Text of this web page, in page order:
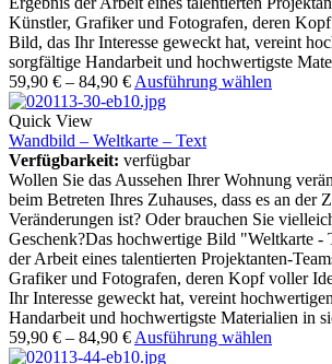
Künstler, Grafiker und Fotografen, deren
Bild, das Ihr Interesse geweckt hat, vereint
sorgfältige Handarbeit und hochwertigste
59,90 € – 84,90 € Ausführung wählen
Quick View
Wandbild – Weltkarte – Text
Verfügbarkeit: verfügbar
Wollen Sie das Aussehen Ihrer Wohnung
beim Betreten Ihres Zuhauses, dass es an der
Veränderungen ist? Oder brauchen Sie
Geschenk?Das hochwertige Bild "Weltkarte -
der Arbeit eines talentierten Projektanten-
Grafiker und Fotografen, deren Kopf voller
Ihr Interesse geweckt hat, vereint
Handarbeit und hochwertigste Materialien in
59,90 € – 84,90 € Ausführung wählen